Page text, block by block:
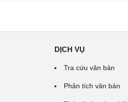
DỊCH VỤ
Tra cứu văn bản
Phân tích văn bản